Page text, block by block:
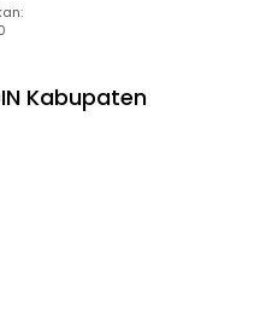
Kabupaten